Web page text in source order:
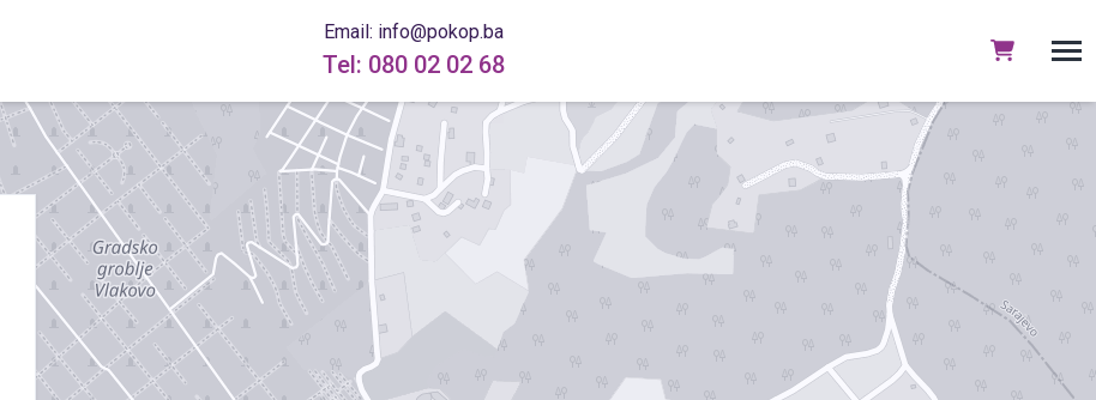
Email: info@pokop.ba
Tel: 080 02 02 68